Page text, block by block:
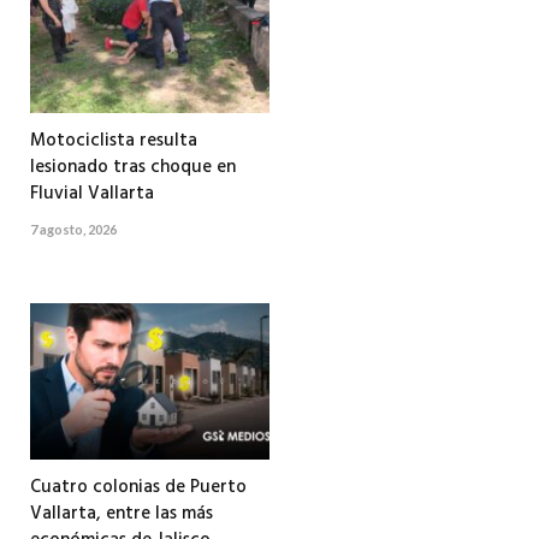
Motociclista resulta
lesionado tras choque en
Fluvial Vallarta
7 agosto, 2026
Cuatro colonias de Puerto
Vallarta, entre las más